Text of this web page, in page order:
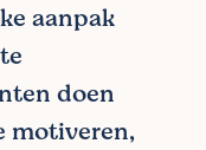
aanpak
doen
motiveren,